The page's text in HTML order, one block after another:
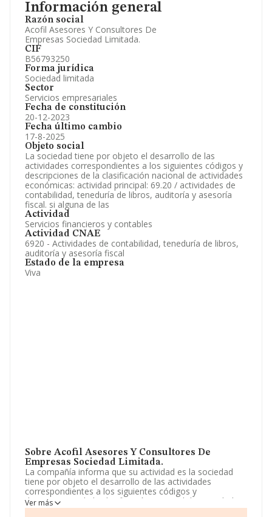
Información general
Razón social
Acofil Asesores Y Consultores De
Empresas Sociedad Limitada.
CIF
B56793250
Forma jurídica
Sociedad limitada
Sector
Servicios empresariales
Fecha de constitución
20-12-2023
Fecha último cambio
17-8-2025
Objeto social
La sociedad tiene por objeto el desarrollo de las
actividades correspondientes a los siguientes códigos y
descripciones de la clasificación nacional de actividades
económicas: actividad principal: 69.20 / actividades de
contabilidad, teneduría de libros, auditoría y asesoría
fiscal. si alguna de las
Actividad
Servicios financieros y contables
Actividad CNAE
6920 - Actividades de contabilidad, teneduría de libros,
auditoría y asesoría fiscal
Estado de la empresa
Viva
Sobre Acofil Asesores Y Consultores De
Empresas Sociedad Limitada.
La compañía informa que su actividad es la sociedad
tiene por objeto el desarrollo de las actividades
correspondientes a los siguientes códigos y
descripciones de la clasificación nacional de actividades
económicas: actividad principal: 69.20 / actividades de
Ver más
Artículos de prensa publicados sobre la empresa.
Información oficial y registral complementaria.